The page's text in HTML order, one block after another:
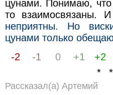
цунами. Понимаю, что
то взаимосвязаны.
неприятны. Но
цунами только
-2
-1 0 +1 +2
*
Рассказал(а) Артемий